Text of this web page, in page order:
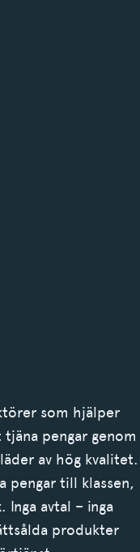
som hjälper
pengar genom
av hög kvalitet.
pengar till klassen,
avtal – inga
produkter